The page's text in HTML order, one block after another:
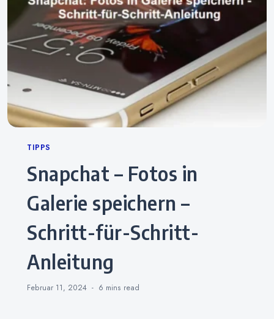
Categories
TIPPS
Snapchat – Fotos in
Galerie speichern –
Schritt-für-Schritt-
Anleitung
Februar 11, 2024 6 mins read